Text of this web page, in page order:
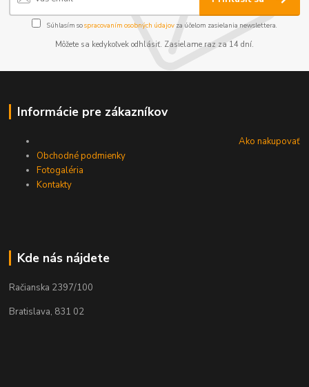
Súhlasím sospracovaním osobných údajov za účelom zasielania newslettera.
Môžete sa kedykoľvek odhlásiť. Zasielame raz za 14 dní.
Informácie pre zákazníkov
Ako nakupovať
Obchodné podmienky
Fotogaléria
Kontakty
Kde nás nájdete
Račianska 2397/100
Bratislava, 831 02